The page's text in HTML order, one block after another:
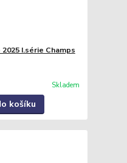
I.série Champs
Skladem
košíku